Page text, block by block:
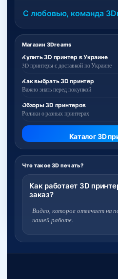
Магазин 3Dreams
Купить 3D принтер в Украине
3D принтеры с доставкой по Украине
Как выбрать 3D принтер
Важно знать перед покупкой
Обзоры 3D принтеров
Ролики о разных принтерах
Каталог 3D
Что такое 3D печать?
Как работает 3D
заказ?
Видео, которое отвечает на
нашей работе.
С любовью, команда